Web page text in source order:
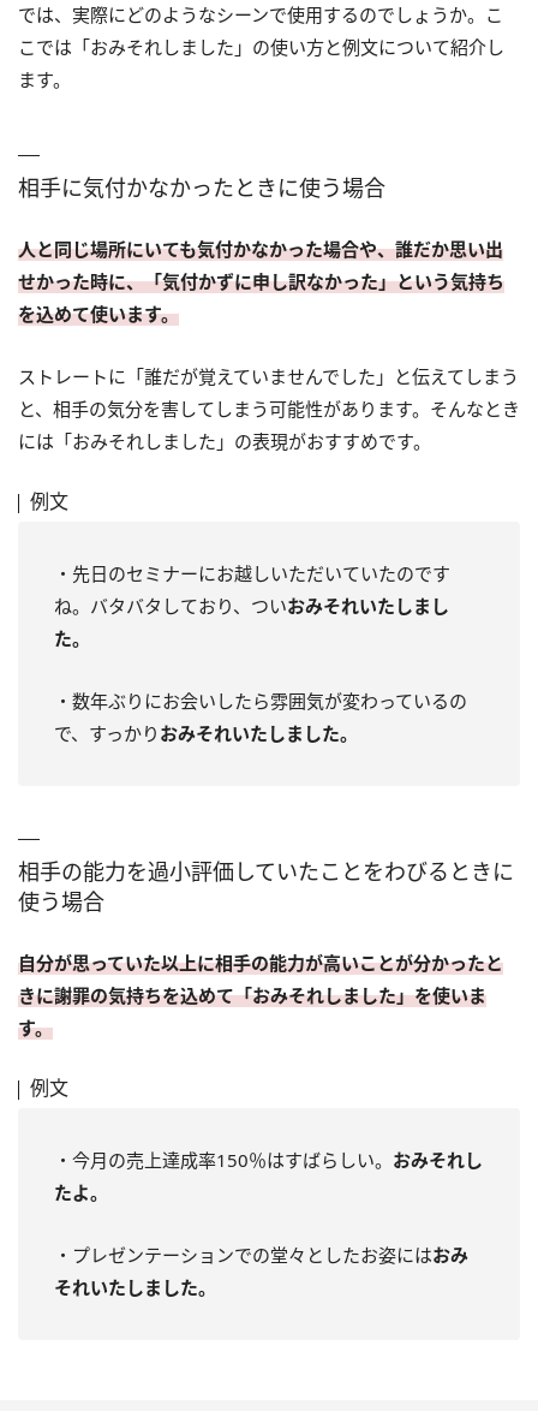
では、実際にどのようなシーンで使用するのでしょうか。こ
こでは「おみそれしました」の使い方と例文について紹介し
ます。
相手に気付かなかったときに使う場合
人と同じ場所にいても気付かなかった場合や、誰だか思い出
せかった時に、「気付かずに申し訳なかった」という気持ち
を込めて使います。
ストレートに「誰だが覚えていませんでした」と伝えてしまう
と、相手の気分を害してしまう可能性があります。そんなとき
には「おみそれしました」の表現がおすすめです。
例文
・先日のセミナーにお越しいただいていたのです
ね。バタバタしており、ついおみそれいたしまし
た。
・数年ぶりにお会いしたら雰囲気が変わっているの
で、すっかり おみそれいたしました。
相手の能力を過小評価していたことをわびるときに
使う場合
自分が思っていた以上に相手の能力が高いことが分かったと
きに謝罪の気持ちを込めて「おみそれしました」を使いま
す。
例文
・今月の売上達成率150％はすばらしい。 おみそれし
たよ。
・プレゼンテーションでの堂々としたお姿にはおみ
それいたしました。